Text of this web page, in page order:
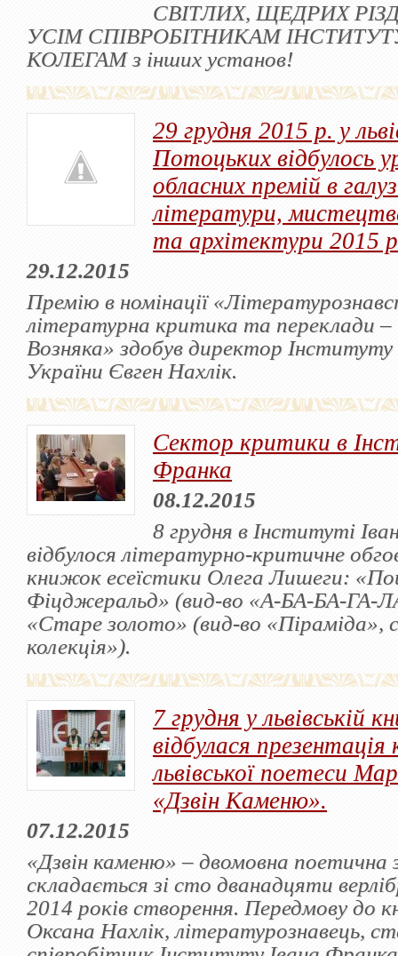
СВІТЛИХ, ЩЕДРИХ
УСІМ СПІВРОБІТНИКАМ
КОЛЕГАМ з інших установ!
29 грудня 2015 р. у
Потоцьких відбулось
обласних премій в
літератури,
та архітектури 2015
29.12.2015
Премію в номінації
літературна критика та переклади –
Возняка» здобув директор
України Євген Нахлік.
Сектор критики в
Франка
08.12.2015
8 грудня в Інституті
відбулося літературно-критичне
книжок есеїстики Олега Лишеги:
Фіцджеральд» (вид-во «А-БА-БА-ГА-
«Старе золото» (вид-во «Піраміда»,
колекція»).
7 грудня у львівській
відбулася
львівської поетеси
«Дзвін Каменю».
07.12.2015
«Дзвін каменю» ‒ двомовна поетична
складається зі сто дванадцяти
2014 років створення. Передмову до
Оксана Нахлік, літературознавець,